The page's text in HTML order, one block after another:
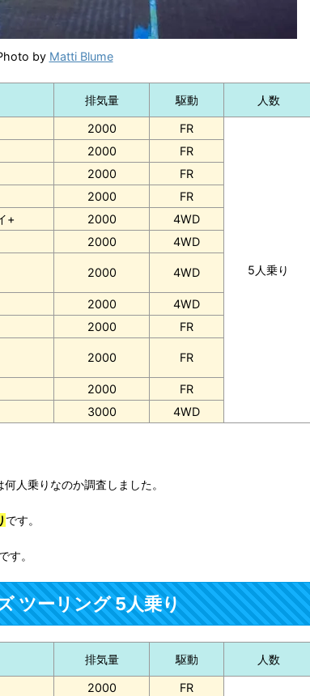
by Matti Blume
排気量 駆動 人数
2000 FR
5人乗り
2000
FR
2000
FR
2000
FR
+
2000
4WD
2000
4WD
2000 4WD
2000
4WD
2000
FR
2000 FR
2000
FR
3000 4WD
人乗りなのか調査しました。
です。
です。
ツーリング 5人乗り
排気量 駆動 人数
2000 FR